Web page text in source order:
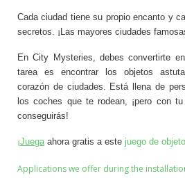
Cada ciudad tiene su propio encanto y
secretos. ¡Las mayores ciudades
En City Mysteries, debes convertirte
tarea es encontrar los objetos
corazón de ciudades. Está llena de
los coches que te rodean, ¡pero con
conseguirás!
¡Juegaahora gratis a este juego de
Applications we offer during the